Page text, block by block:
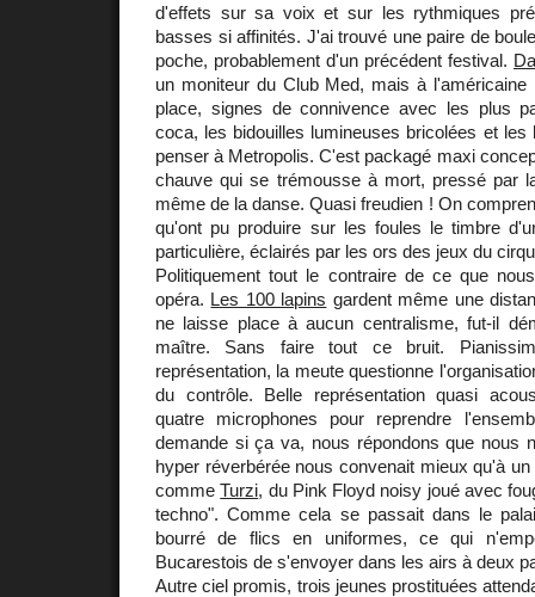
d'effets sur sa voix et sur les rythmiques
basses si affinités. J'ai trouvé une paire de
poche, probablement d'un précédent festival.
un moniteur du Club Med, mais à
place, signes de connivence avec les plus
coca, les bidouilles lumineuses bricolées et
penser à Metropolis. C'est packagé maxi
chauve qui se trémousse à mort, pressé par
même de la danse. Quasi freudien ! On
qu'ont pu produire sur les foules le timbre
particulière, éclairés par les ors des jeux du
Politiquement tout le contraire de ce que
opéra. Les 100 lapins gardent même une
ne laisse place à aucun centralisme, fut-il
maître. Sans faire tout ce bruit.
représentation, la meute questionne
du contrôle. Belle représentation quasi
quatre microphones pour reprendre
demande si ça va, nous répondons que nous
hyper réverbérée nous convenait mieux qu'à
commeTurzi, du Pink Floyd noisy joué avec
techno". Comme cela se passait dans le
bourré de flics en uniformes, ce qui
Bucarestois de s'envoyer dans les airs à deux
Autre ciel promis, trois jeunes prostituées